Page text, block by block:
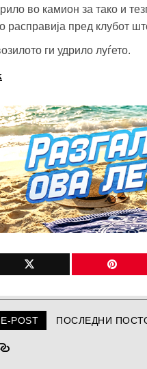
во камион за тако и
расправија пред клубот
ги удрило луѓето.
E-POST ПОСЛЕДНИ